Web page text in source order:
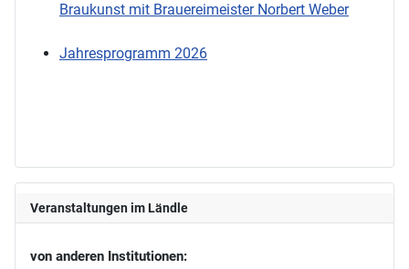
Braukunst mit Brauereimeister Norbert Weber
Jahresprogramm 2026
Veranstaltungen im Ländle
von anderen Institutionen: